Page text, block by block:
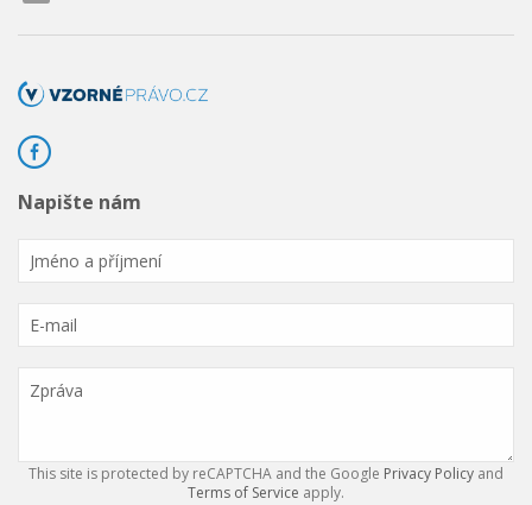
Napište nám
This site is protected by reCAPTCHA and the Google Privacy Policy and
Terms of Service apply.